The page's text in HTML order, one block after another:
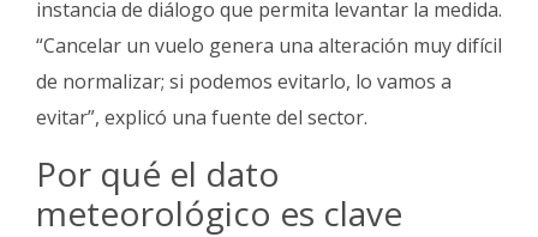
instancia de diálogo que permita levantar la medida.
“Cancelar un vuelo genera una alteración muy difícil
de normalizar; si podemos evitarlo, lo vamos a
evitar”, explicó una fuente del sector.
Por qué el dato
meteorológico es clave